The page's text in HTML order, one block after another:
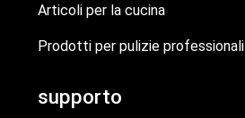
Articoli per la cucina
Prodotti per pulizie professionali
supporto